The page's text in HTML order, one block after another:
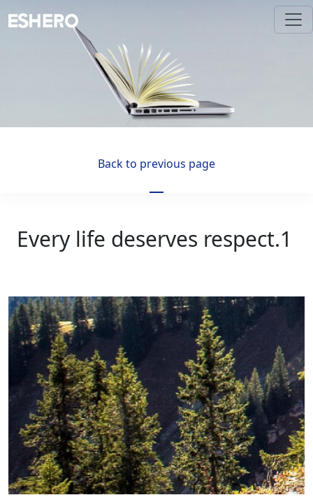
Back to previous page
Every life deserves respect.1